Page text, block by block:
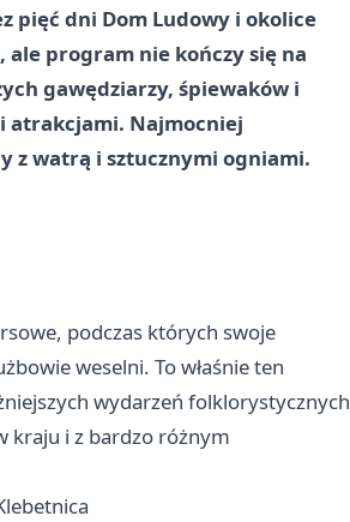
pięć dni Dom Ludowy i okolice
ale program nie kończy się na
gawędziarzy, śpiewaków i
atrakcjami. Najmocniej
z watrą i sztucznymi ogniami.
podczas których swoje
weselni. To właśnie ten
wydarzeń folklorystycznych
kraju i z bardzo różnym